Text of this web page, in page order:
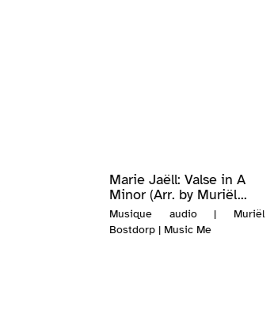
Marie Jaëll: Valse in A
Minor (Arr. by Muriël...
Musique audio | Muriël
Bostdorp | Music Me